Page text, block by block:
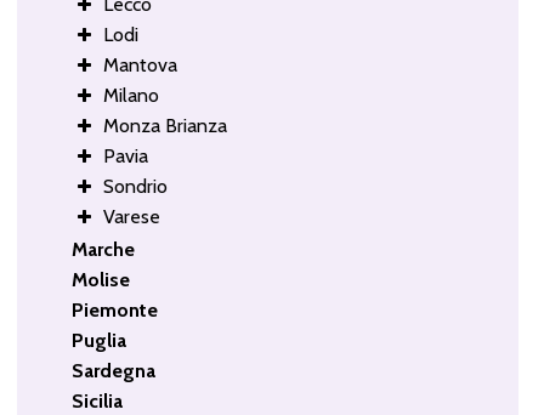
Lodi
Mantova
Milano
Monza Brianza
Pavia
Sondrio
Varese
Marche
Molise
Piemonte
Puglia
Sardegna
Sicilia